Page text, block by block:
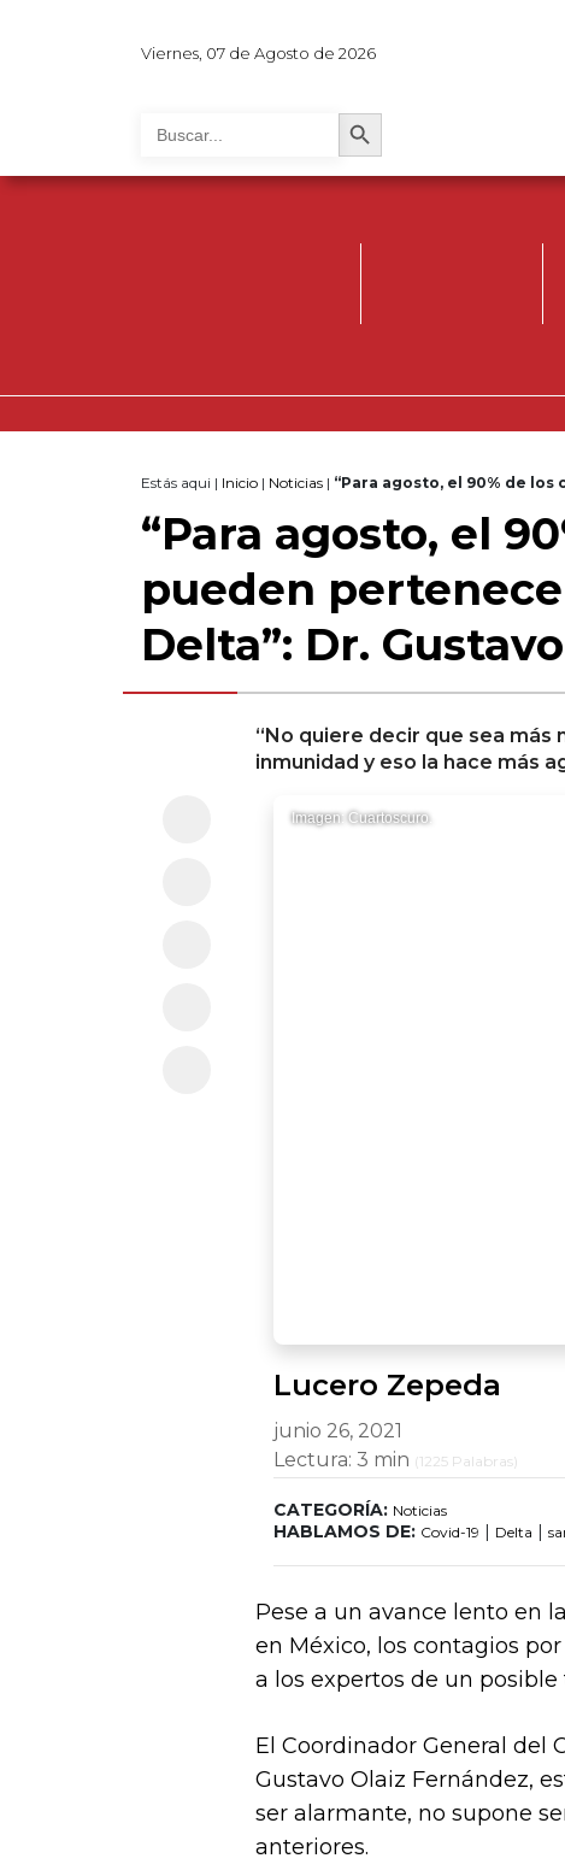
Viernes, 07 de Agosto de 2026
for:
Search Button
Estás aqui | Inicio | Noticias | “Para agosto, el 90% de
“Para agosto, el
pueden
Delta”: Dr.
“No quiere decir que sea
inmunidad y eso la hace más
Imagen: Cuartoscuro.
Lucero Zepeda
junio 26, 2021
Lectura: 3 min ( 1225 Palabras)
CATEGORÍA: Noticias
HABLAMOS DE: Covid-19 | Delta |
Pese a un avance lento en
en México, los contagios
a los expertos de un posible
El Coordinador General del
Gustavo Olaiz Fernández,
ser alarmante, no supone
anteriores.